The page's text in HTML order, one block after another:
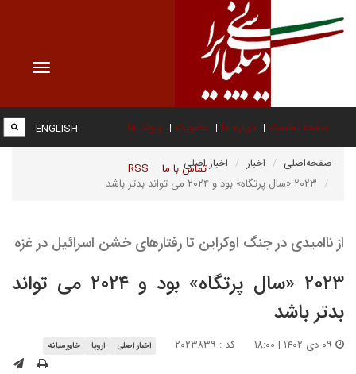
Toggle
صفحه نخست درباره ما عضویت پیوند ها
تماس با ما RSS
ENGLISH
صفحه‌اصلی اخبار
اخبار اصلی
۲۰۲۳ «سال پرتگاه» بود و ۲۰۲۴ می تواند بدتر باشد
از ناامیدی در جنگ اوکراین تا رفتارهای خشن اسرائیل در غزه
۲۰۲۳ «سال پرتگاه» بود و ۲۰۲۴ می تواند
بدتر باشد
کد : ۲۰۲۳۸۳۹ اخبار اصلی اروپا خاورمیانه